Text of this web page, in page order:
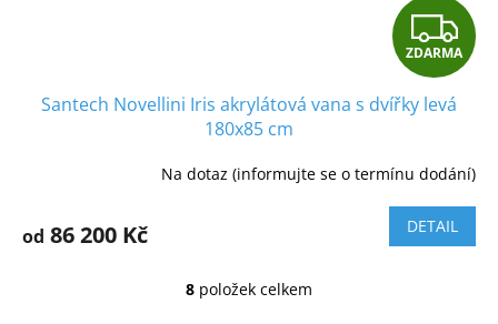
Z
D
R
M
A
ZDARMA
Santech Novellini Iris akrylátová vana s dvířky levá
180x85 cm
Na dotaz (informujte se o termínu dodání)
od 86 200 Kč DETAIL
O
8 položek celkem